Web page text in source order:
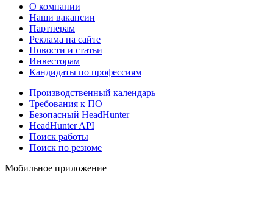
О компании
Наши вакансии
Партнерам
Реклама на сайте
Новости и статьи
Инвесторам
Кандидаты по профессиям
Производственный календарь
Требования к ПО
Безопасный HeadHunter
HeadHunter API
Поиск работы
Поиск по резюме
Мобильное приложение